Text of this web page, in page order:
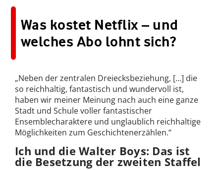
Was kostet Netflix – und
welches Abo lohnt sich?
„Neben der zentralen Dreiecksbeziehung, [...] die
so reichhaltig, fantastisch und wundervoll ist,
haben wir meiner Meinung nach auch eine ganze
Stadt und Schule voller fantastischer
Ensemblecharaktere und unglaublich reichhaltige
Möglichkeiten zum Geschichtenerzählen.“
Ich und die Walter Boys: Das ist
die Besetzung der zweiten Staffel